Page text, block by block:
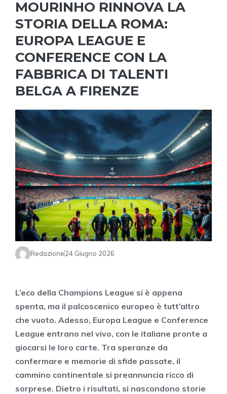
MOURINHO RINNOVA LA
STORIA DELLA ROMA:
EUROPA LEAGUE E
CONFERENCE CON LA
FABBRICA DI TALENTI
BELGA A FIRENZE
Redazione24 Giugno 2026
L’eco della Champions League si è appena
spenta, ma il palcoscenico europeo è tutt’altro
che vuoto. Adesso, Europa League e Conference
League entrano nel vivo, con le italiane pronte a
giocarsi le loro carte. Tra speranze da
confermare e memorie di sfide passate, il
cammino continentale si preannuncia ricco di
sorprese. Dietro i risultati, si nascondono storie